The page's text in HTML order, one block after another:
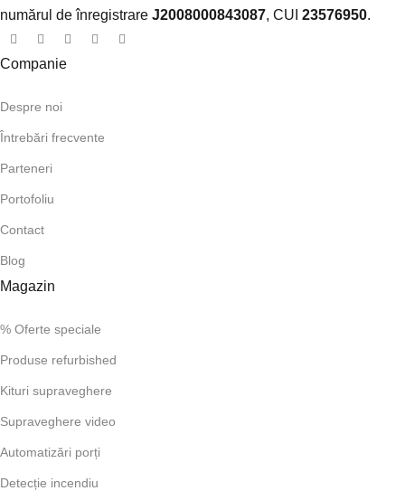
numărul de înregistrare J2008000843087 , CUI 23576950
Companie
Despre noi
Întrebări frecvente
Parteneri
Portofoliu
Contact
Blog
Magazin
% Oferte speciale
Produse refurbished
Kituri supraveghere
Supraveghere video
Automatizări porți
Detecție incendiu